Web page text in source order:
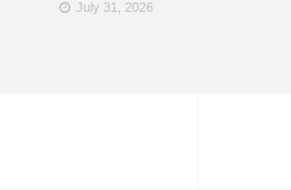
July 31, 2026